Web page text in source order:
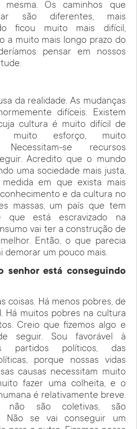
Os caminhos que
são diferentes, mais
ficou muito mais difícil,
a muito mais longo prazo do
pensar em nossos
da realidade. As mudanças
difíceis. Existem
cultura é muito difícil de
muito esforço, muito
Necessitam-se recursos
Acredito que o mundo
uma sociedade mais justa,
em que exista mais
e da cultura no
massas, um país que tem
está escravizado na
vai ter a construção de
Então, o que parecia
demorar um pouco mais.
senhor está conseguindo
coisas. Há menos pobres, de
Há muitos pobres na cultura
Creio que fizemos algo e
seguir. Sou favorável à
partidos políticos, das
porque nossas vidas
causas necessitam muito
fazer uma colheita, e o
é relativamente breve.
são coletivas, são
Não se vai conseguir um